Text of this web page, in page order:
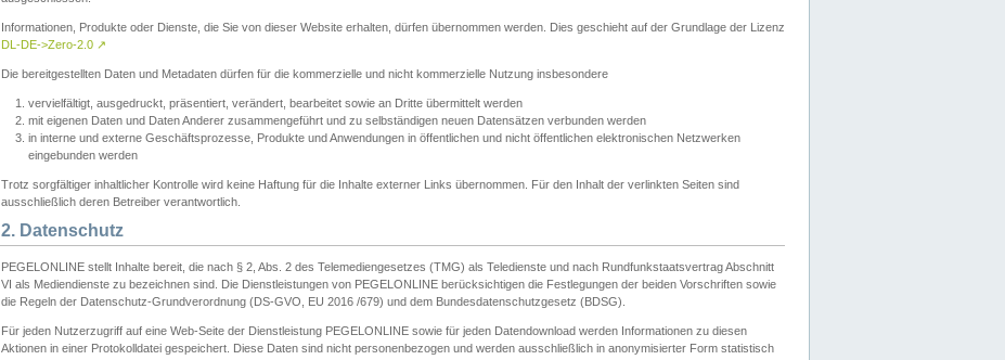
Informationen, Produkte oder Dienste, die Sie von dieser Website erhalten, dürfen übernommen werden. Dies geschieht auf der Grundlage der Lizenz
DL-DE->Zero-2.0 ↗
Die bereitgestellten Daten und Metadaten dürfen für die kommerzielle und nicht kommerzielle Nutzung insbesondere
vervielfältigt, ausgedruckt, präsentiert, verändert, bearbeitet sowie an Dritte übermittelt werden
mit eigenen Daten und Daten Anderer zusammengeführt und zu selbständigen neuen Datensätzen verbunden werden
in interne und externe Geschäftsprozesse, Produkte und Anwendungen in öffentlichen und nicht öffentlichen elektronischen Netzwerken
eingebunden werden
Trotz sorgfältiger inhaltlicher Kontrolle wird keine Haftung für die Inhalte externer Links übernommen. Für den Inhalt der verlinkten Seiten sind
ausschließlich deren Betreiber verantwortlich.
2. Datenschutz
PEGELONLINE stellt Inhalte bereit, die nach § 2, Abs. 2 des Telemediengesetzes (TMG) als Teledienste und nach Rundfunkstaatsvertrag Abschnitt
VI als Mediendienste zu bezeichnen sind. Die Dienstleistungen von PEGELONLINE berücksichtigen die Festlegungen der beiden Vorschriften sowie
die Regeln der Datenschutz-Grundverordnung (DS-GVO, EU 2016 /679) und dem Bundesdatenschutzgesetz (BDSG).
Für jeden Nutzerzugriff auf eine Web-Seite der Dienstleistung PEGELONLINE sowie für jeden Datendownload werden Informationen zu diesen
Aktionen in einer Protokolldatei gespeichert. Diese Daten sind nicht personenbezogen und werden ausschließlich in anonymisierter Form statistisch